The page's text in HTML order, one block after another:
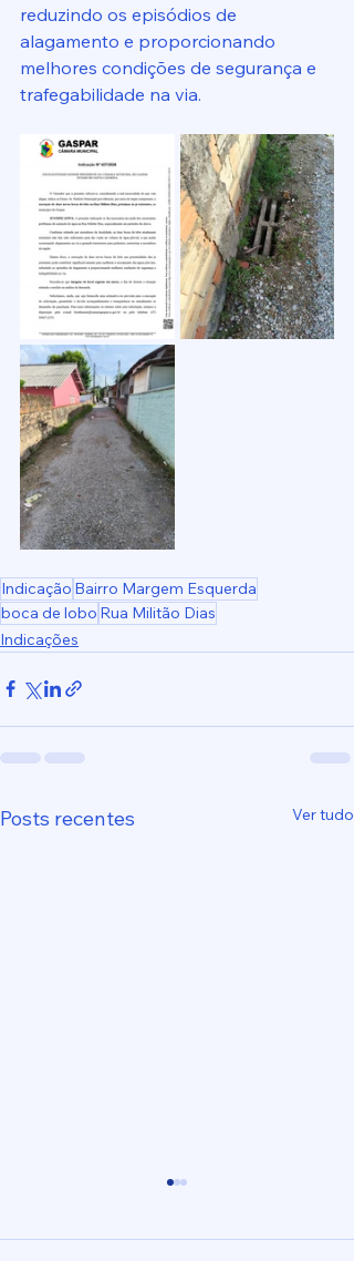
reduzindo os episódios de
alagamento e proporcionando
melhores condições de segurança e
trafegabilidade na via.
Indicação Bairro Margem Esquerda
boca de lobo Rua Militão Dias
Indicações
Posts recentes Ver tudo